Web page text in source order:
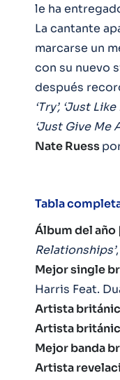
le ha
La cantante
marcarse un
con su nuevo
después
‘Try’, ‘Just
‘Just Give Me
Nate Ruess
Tabla
Álbum del año |
Relationships’
Mejor single
Harris Feat.
Artista
Artista
Mejor banda
Artista